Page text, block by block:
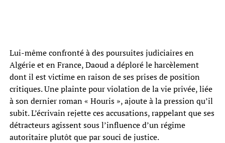
Lui-même confronté à des poursuites judiciaires en
Algérie et en France, Daoud a déploré le harcèlement
dont il est victime en raison de ses prises de position
critiques. Une plainte pour violation de la vie privée, liée
à son dernier roman « Houris », ajoute à la pression qu’il
subit. L’écrivain rejette ces accusations, rappelant que ses
détracteurs agissent sous l’influence d’un régime
autoritaire plutôt que par souci de justice.